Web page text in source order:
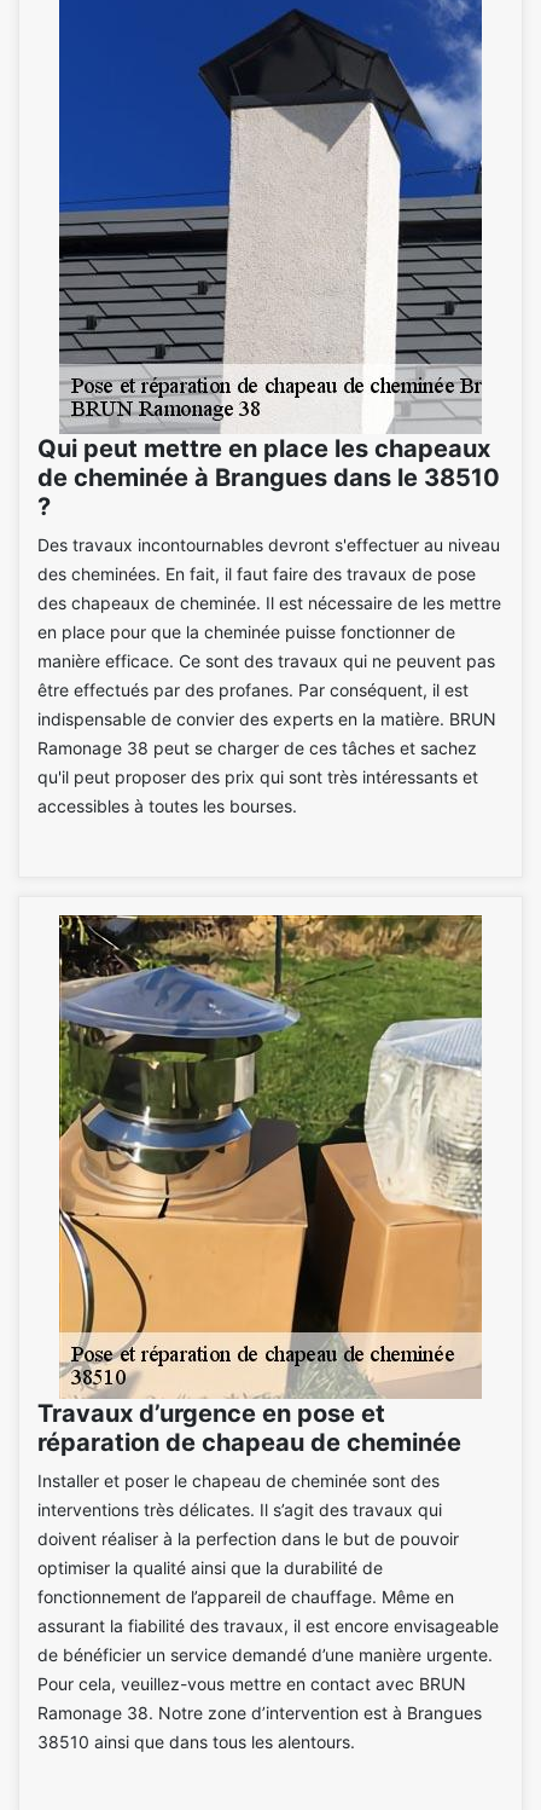
Qui peut mettre en place les chapeaux
de cheminée à Brangues dans le 38510
?
Des travaux incontournables devront s'effectuer au niveau
des cheminées. En fait, il faut faire des travaux de pose
des chapeaux de cheminée. Il est nécessaire de les mettre
en place pour que la cheminée puisse fonctionner de
manière efficace. Ce sont des travaux qui ne peuvent pas
être effectués par des profanes. Par conséquent, il est
indispensable de convier des experts en la matière. BRUN
Ramonage 38 peut se charger de ces tâches et sachez
qu'il peut proposer des prix qui sont très intéressants et
accessibles à toutes les bourses.
Travaux d’urgence en pose et
réparation de chapeau de cheminée
Installer et poser le chapeau de cheminée sont des
interventions très délicates. Il s’agit des travaux qui
doivent réaliser à la perfection dans le but de pouvoir
optimiser la qualité ainsi que la durabilité de
fonctionnement de l’appareil de chauffage. Même en
assurant la fiabilité des travaux, il est encore envisageable
de bénéficier un service demandé d’une manière urgente.
Pour cela, veuillez-vous mettre en contact avec BRUN
Ramonage 38. Notre zone d’intervention est à Brangues
38510 ainsi que dans tous les alentours.